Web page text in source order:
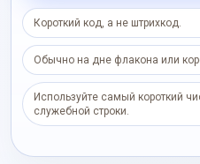
Короткий код, а не штрихкод.
Обычно на дне флакона или
Используйте самый короткий
служебной строки.